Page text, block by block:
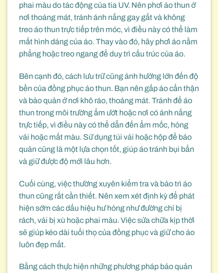
phai màu do tác động của tia UV. Nên phơi áo thun ở
nơi thoáng mát, tránh ánh nắng gay gắt và không
treo áo thun trực tiếp trên móc, vì điều này có thể làm
mất hình dáng của áo. Thay vào đó, hãy phơi áo nằm
phẳng hoặc treo ngang để duy trì cấu trúc của áo.
Bên cạnh đó, cách lưu trữ cũng ảnh hưởng lớn đến độ
bền của đồng phục áo thun. Bạn nên gấp áo cẩn thận
và bảo quản ở nơi khô ráo, thoáng mát. Tránh để áo
thun trong môi trường ẩm ướt hoặc nơi có ánh nắng
trực tiếp, vì điều này có thể dẫn đến ẩm mốc, hỏng
vải hoặc mất màu. Sử dụng túi vải hoặc hộp để bảo
quản cũng là một lựa chọn tốt, giúp áo tránh bụi bẩn
và giữ được độ mới lâu hơn.
Cuối cùng, việc thường xuyên kiểm tra và bảo trì áo
thun cũng rất cần thiết. Nên xem xét định kỳ để phát
hiện sớm các dấu hiệu hư hỏng như đường chỉ bị
rách, vải bị xù hoặc phai màu. Việc sửa chữa kịp thời
sẽ giúp kéo dài tuổi thọ của đồng phục và giữ cho áo
luôn đẹp mắt.
Bằng cách thực hiện những phương pháp bảo quản